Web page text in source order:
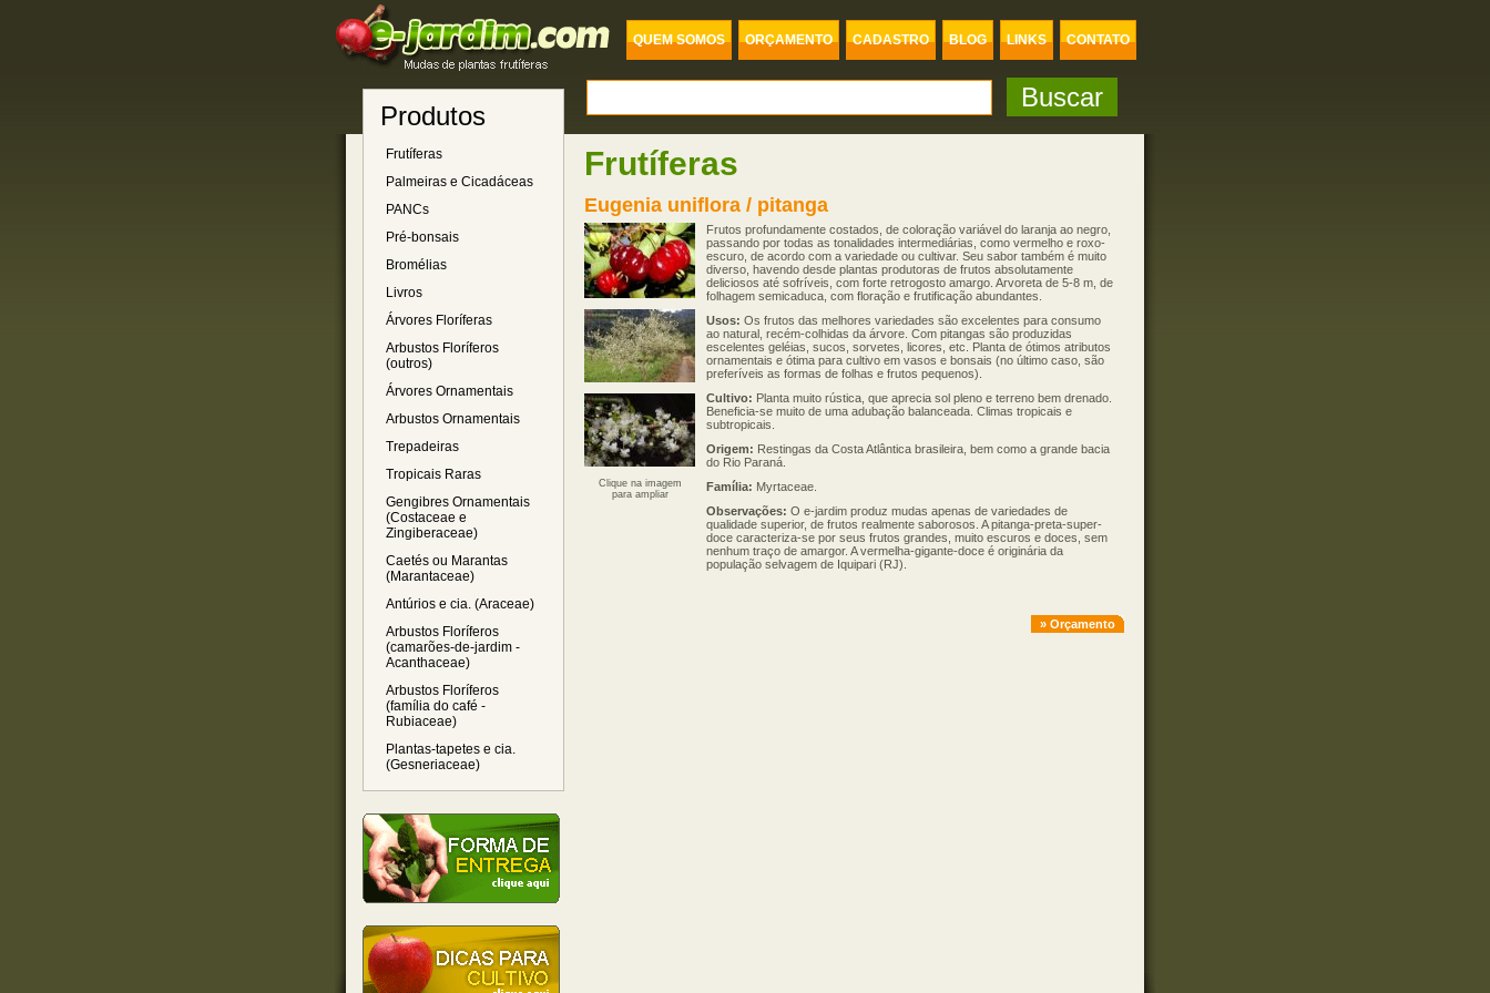
QUEM SOMOS ORÇAMENTO CADASTRO BLOG LINKS CONTATO
Produtos
Frutíferas
Palmeiras e Cicadáceas
PANCs
Pré-bonsais
Bromélias
Livros
Árvores Floríferas
Arbustos Floríferos
(outros)
Árvores Ornamentais
Arbustos Ornamentais
Trepadeiras
Tropicais Raras
Gengibres Ornamentais
(Costaceae e
Zingiberaceae)
Caetés ou Marantas
(Marantaceae)
Antúrios e cia. (Araceae)
Arbustos Floríferos
(camarões-de-jardim -
Acanthaceae)
Arbustos Floríferos
(família do café -
Rubiaceae)
Plantas-tapetes e cia.
(Gesneriaceae)
Frutíferas
Eugenia uniflora / pitanga
Clique na imagem
para ampliar
Frutos profundamente costados, de coloração variável do laranja ao negro,
passando por todas as tonalidades intermediárias, como vermelho e roxo-
escuro, de acordo com a variedade ou cultivar. Seu sabor também é muito
diverso, havendo desde plantas produtoras de frutos absolutamente
deliciosos até sofríveis, com forte retrogosto amargo. Arvoreta de 5-8 m, de
folhagem semicaduca, com floração e frutificação abundantes.
Usos: Os frutos das melhores variedades são excelentes para consumo
ao natural, recém-colhidas da árvore. Com pitangas são produzidas
escelentes geléias, sucos, sorvetes, licores, etc. Planta de ótimos atributos
ornamentais e ótima para cultivo em vasos e bonsais (no último caso, são
preferíveis as formas de folhas e frutos pequenos).
Cultivo: Planta muito rústica, que aprecia sol pleno e terreno bem drenado.
Beneficia-se muito de uma adubação balanceada. Climas tropicais e
subtropicais.
Origem: Restingas da Costa Atlântica brasileira, bem como a grande bacia
do Rio Paraná.
Família: Myrtaceae.
Observações: O e-jardim produz mudas apenas de variedades de
qualidade superior, de frutos realmente saborosos. A pitanga-preta-super-
doce caracteriza-se por seus frutos grandes, muito escuros e doces, sem
nenhum traço de amargor. A vermelha-gigante-doce é originária da
população selvagem de Iquipari (RJ).
» Orçamento